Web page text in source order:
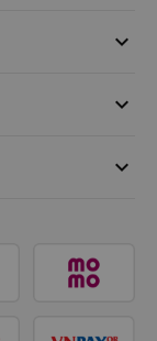
keyboard_arrow_down
keyboard_arrow_down
keyboard_arrow_down